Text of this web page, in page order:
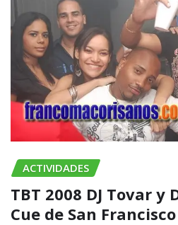
ACTIVIDADES
TBT 2008 DJ Tovar y
Cue de San